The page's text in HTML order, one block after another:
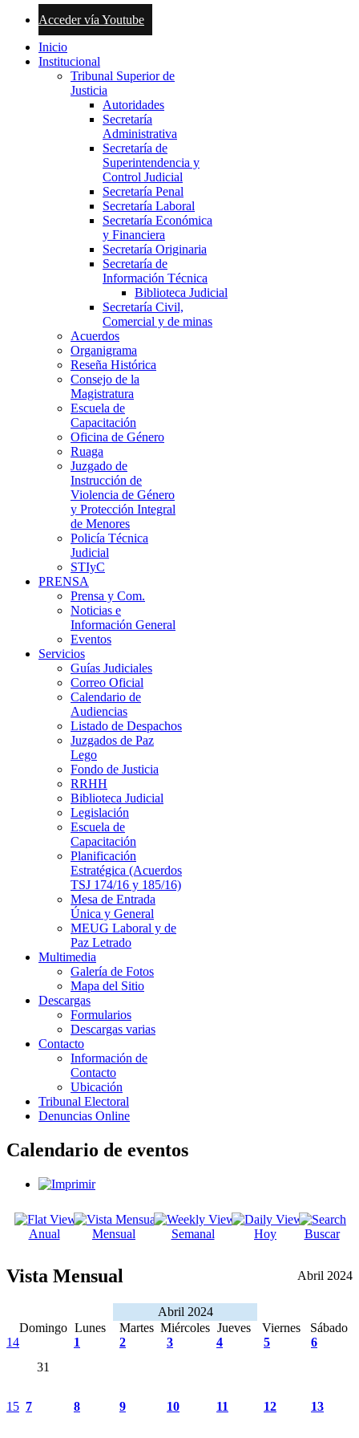
Acceder vía Youtube
Inicio
Institucional
Tribunal Superior de
Justicia
Autoridades
Secretaría
Administrativa
Secretaría de
Superintendencia y
Control Judicial
Secretaría Penal
Secretaría Laboral
Secretaría Económica
y Financiera
Secretaría Originaria
Secretaría de
Información Técnica
Biblioteca Judicial
Secretaría Civil,
Comercial y de minas
Acuerdos
Organigrama
Reseña Histórica
Consejo de la
Magistratura
Escuela de
Capacitación
Oficina de Género
Ruaga
Juzgado de
Instrucción de
Violencia de Género
y Protección Integral
de Menores
Policía Técnica
Judicial
STIyC
PRENSA
Prensa y Com.
Noticias e
Información General
Eventos
Servicios
Guías Judiciales
Correo Oficial
Calendario de
Audiencias
Listado de Despachos
Juzgados de Paz
Lego
Fondo de Justicia
RRHH
Biblioteca Judicial
Legislación
Escuela de
Capacitación
Planificación
Estratégica (Acuerdos
TSJ 174/16 y 185/16)
Mesa de Entrada
Única y General
MEUG Laboral y de
Paz Letrado
Multimedia
Galería de Fotos
Mapa del Sitio
Descargas
Formularios
Descargas varias
Contacto
Información de
Contacto
Ubicación
Tribunal Electoral
Denuncias Online
Calendario de eventos
Anual Mensual Semanal Hoy Buscar
Vista Mensual Abril 2024
Abril 2024
Domingo Lunes Martes Miércoles Jueves Viernes
Sábado
14
31
1 2 3 4 5 6
15 7 8 9 10 11 12 13